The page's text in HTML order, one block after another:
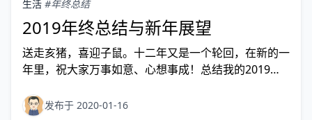
生活 #年终总结
2019年终总结与新年展望
送走亥猪，喜迎子鼠。十二年又是一个轮回，在新的一
年里，祝大家万事如意、心想事成！总结我的2019
发布于 2020-01-16